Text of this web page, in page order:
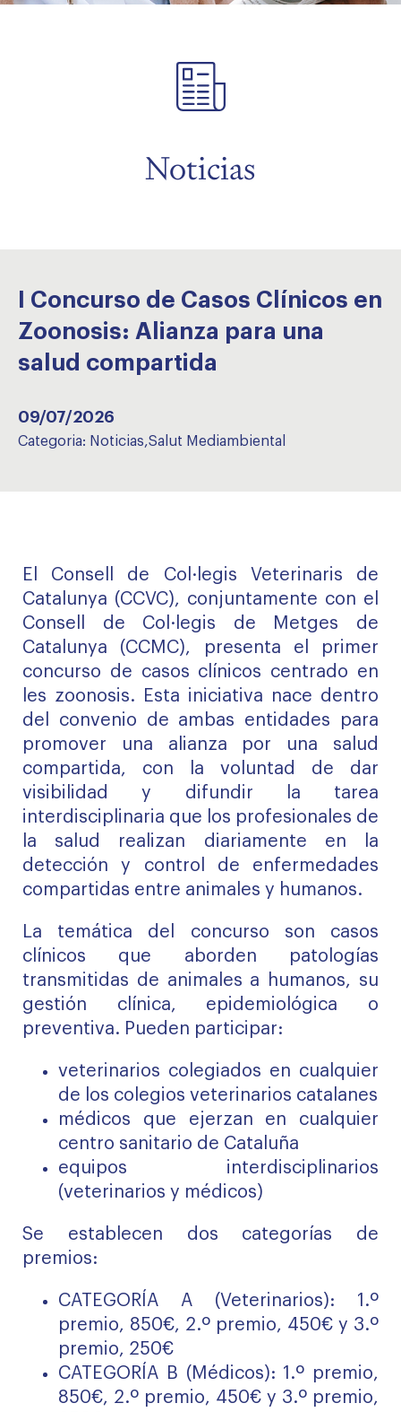
Noticias
I Concurso de Casos Clínicos en
Zoonosis: Alianza para una
salud compartida
09/07/2026
Categoria: Noticias,Salut Mediambiental
El Consell de Col·legis Veterinaris de
Catalunya (CCVC), conjuntamente con el
Consell de Col·legis de Metges de
Catalunya (CCMC), presenta el primer
concurso de casos clínicos centrado en
les zoonosis. Esta iniciativa nace dentro
del convenio de ambas entidades para
promover una alianza por una salud
compartida, con la voluntad de dar
visibilidad y difundir la tarea
interdisciplinaria que los profesionales de
la salud realizan diariamente en la
detección y control de enfermedades
compartidas entre animales y humanos.
La temática del concurso son casos
clínicos que aborden patologías
transmitidas de animales a humanos, su
gestión clínica, epidemiológica o
preventiva. Pueden participar:
veterinarios colegiados en cualquier
de los colegios veterinarios catalanes
médicos que ejerzan en cualquier
centro sanitario de Cataluña
equipos interdisciplinarios
(veterinarios y médicos)
Se establecen dos categorías de
premios:
CATEGORÍA A (Veterinarios): 1.º
premio, 850€, 2.º premio, 450€ y 3.º
premio, 250€
CATEGORÍA B (Médicos): 1.º premio,
850€, 2.º premio, 450€ y 3.º premio,